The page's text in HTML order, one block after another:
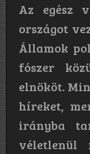
Az egész
országot
Államok
fószer
elnököt.
híreket,
irányba
véletlenül